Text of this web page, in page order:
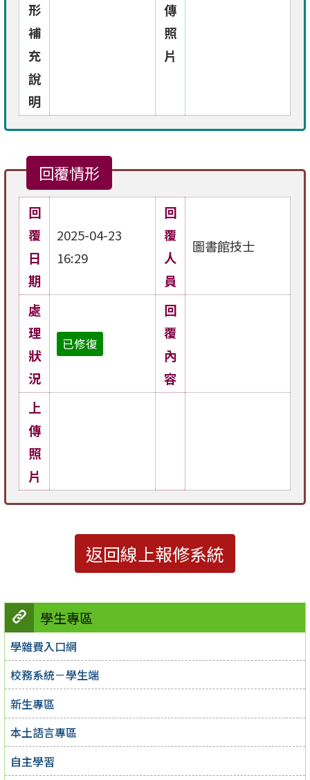
學生專區
學雜費入口網
校務系統－學生端
新生專區
本土語言專區
自主學習
形
補
充
說
明
傳
照
片
回覆情形
回
覆
日
期
2025-04-23
16:29
回
覆
人
員
圖書館技士
處
理
狀
況
已修復
回
覆
內
容
上
傳
照
片
返回線上報修系統